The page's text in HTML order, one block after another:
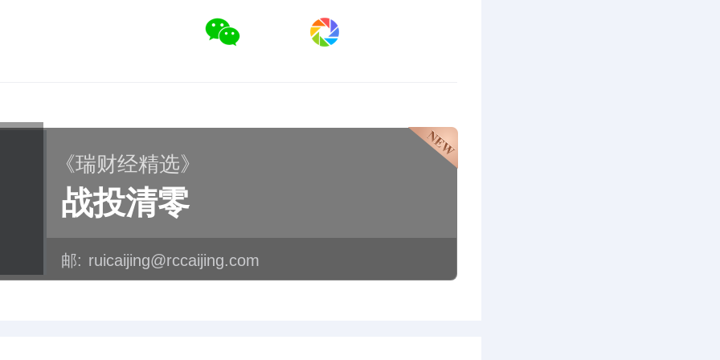
《瑞财经精选》
战投清零
邮: ruicaijing@rccaijing.com